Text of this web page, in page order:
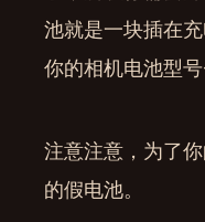
池就是一块插在
你的相机电池型号
注意注意，为了
的假电池。